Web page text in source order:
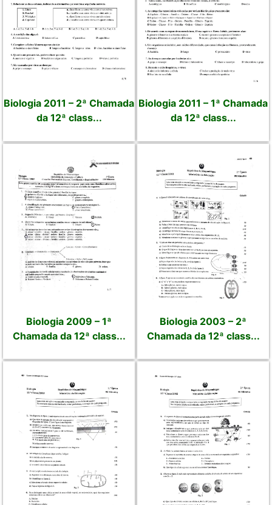
Biologia 2011 – 2ª Chamada
da 12ª class...
Biologia 2011 – 1ª Chamada
da 12ª class...
Biologia 2009 – 1ª
Chamada da 12ª class...
Biologia 2003 – 2ª
Chamada da 12ª class...